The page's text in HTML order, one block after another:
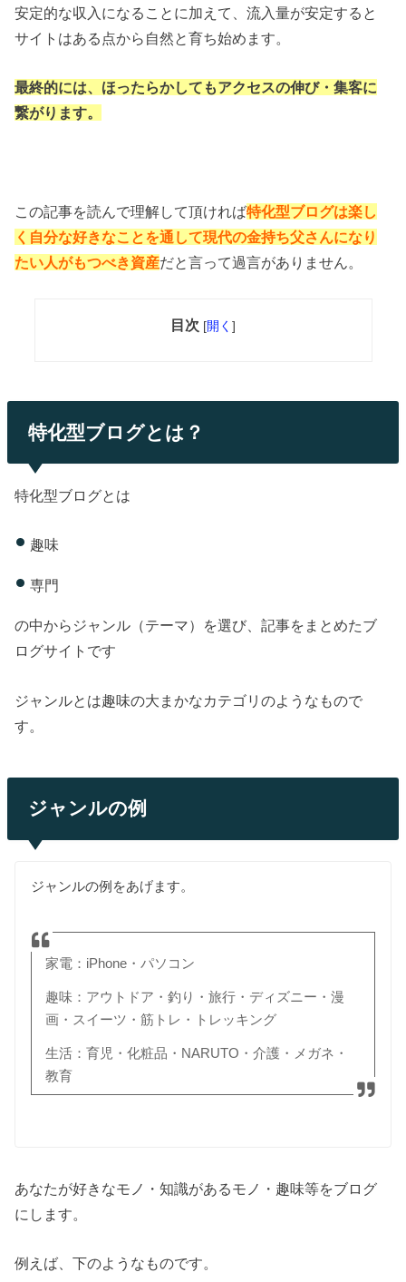
安定的な収入になることに加えて、流入量が安定すると
サイトはある点から自然と育ち始めます。
最終的には、ほったらかしてもアクセスの伸び・集客に
繋がります。
この記事を読んで理解して頂ければ特化型ブログは楽し
く自分な好きなことを通して現代の金持ち父さんになり
たい人がもつべき資産だと言って過言がありません。
目次 [開く ]
特化型ブログとは？
特化型ブログとは
趣味
専門
の中からジャンル（テーマ）を選び、記事をまとめたブ
ログサイトです
ジャンルとは趣味の大まかなカテゴリのようなもので
す。
ジャンルの例
ジャンルの例をあげます。
家電：iPhone・パソコン
趣味：アウトドア・釣り・旅行・ディズニー・漫
画・スイーツ・筋トレ・トレッキング
生活：育児・化粧品・NARUTO・介護・メガネ・
教育
あなたが好きなモノ・知識があるモノ・趣味等をブログ
にします。
例えば、下のようなものです。